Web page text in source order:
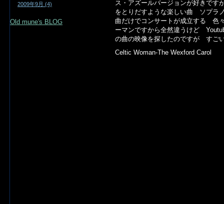
ス・アズールバージョンが好きで
をとりだすような楽しい曲 ソプラ
曲だけでコンサートが成立する 色
ーマンですから全然違うけど
の曲の映像を探したのですが すご
Celtic Woman-The Wexford Carol
2009年9月 (4)
Old mune's BLOG